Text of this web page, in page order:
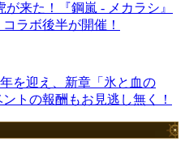
来た！『鋼嵐 - メカラシ』
ラボ後半が開催！
を迎え、新章「氷と血の
トの報酬もお見逃し無く！